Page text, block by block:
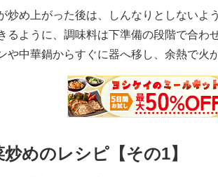
炒め上がった後は、しんなりとしないよ
るように、調味料は下準備の段階で合わ
や中華鍋からすぐに器へ移し、余熱で火
炒めのレシピ【その1】